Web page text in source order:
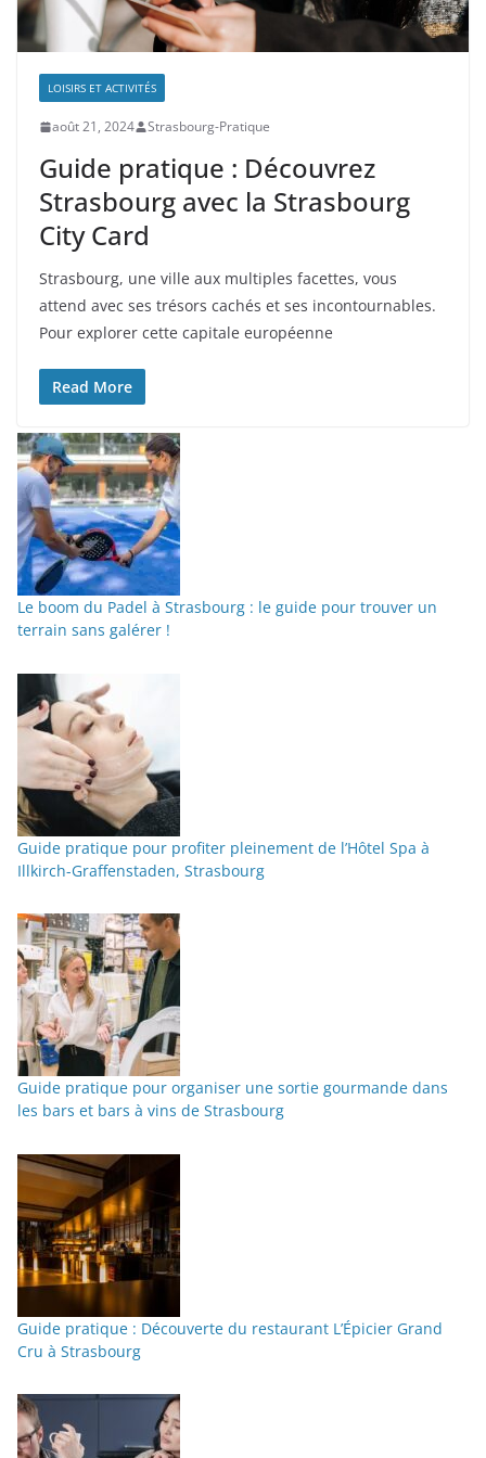
LOISIRS ET ACTIVITÉS
août 21, 2024 Strasbourg-Pratique
Guide pratique : Découvrez
Strasbourg avec la Strasbourg
City Card
Strasbourg, une ville aux multiples facettes, vous
attend avec ses trésors cachés et ses incontournables.
Pour explorer cette capitale européenne
Read More
Le boom du Padel à Strasbourg : le guide pour trouver un
terrain sans galérer !
Guide pratique pour profiter pleinement de l’Hôtel Spa à
Illkirch-Graffenstaden, Strasbourg
Guide pratique pour organiser une sortie gourmande dans
les bars et bars à vins de Strasbourg
Guide pratique : Découverte du restaurant L’Épicier Grand
Cru à Strasbourg